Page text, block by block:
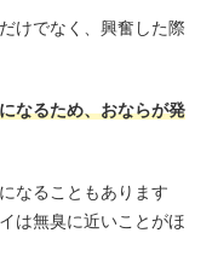
けでなく、興奮した際
なるため、おならが発
なることもあります
は無臭に近いことがほ